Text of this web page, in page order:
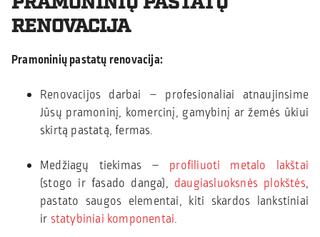
RENOVACIJA
Pramoninių pastatų renovacija:
Renovacijos darbai – profesionaliai atnaujinsime
Jūsų pramoninį, komercinį, gamybinį ar žemės ūkiui
skirtą pastatą, fermas.
Medžiagų tiekimas – profiliuoti metalo lakštai
(stogo ir fasado danga), daugiasluoksnės plokštės,
pastato saugos elementai, kiti skardos lankstiniai
ir statybiniai komponentai.